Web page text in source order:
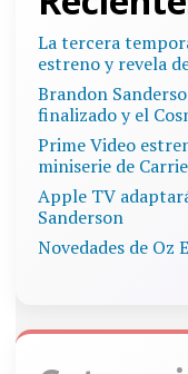
La tercera
estreno y revela
Brandon
finalizado y el
Prime Video
miniserie de
Apple TV
Sanderson
Novedades de Oz